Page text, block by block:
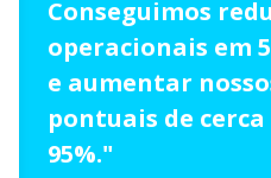
fornecedor e
conclusão real
O impacto nos
tremendo,
nossos tempos de